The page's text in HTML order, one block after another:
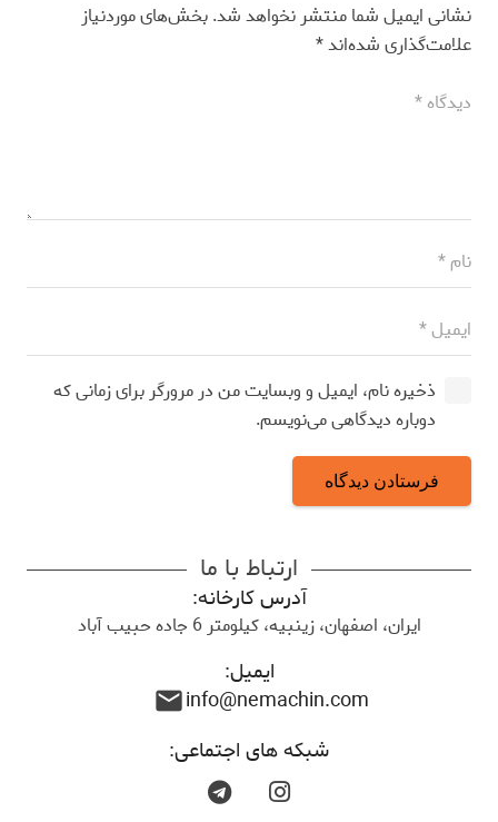
نشانی ایمیل شما منتشر نخواهد شد.بخش‌های موردنیاز
علامت‌گذاری شده‌اند*
ذخیره نام، ایمیل و وبسایت من در مرورگر برای زمانی که
دوباره دیدگاهی می‌نویسم.
فرستادن دیدگاه
ارتباط با ما
آدرس کارخانه:
ایران، اصفهان، زینبیه، کیلومتر 6 جاده حبیب آباد
ایمیل:
info@nemachin.com
mail
شبکه های اجتماعی: